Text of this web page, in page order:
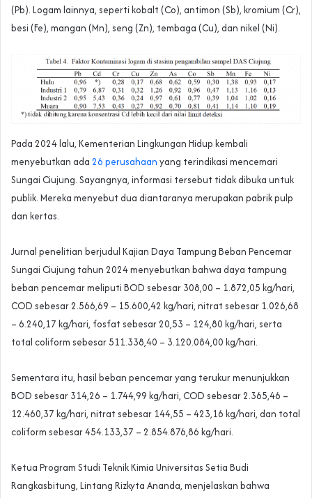
(Pb). Logam lainnya, seperti kobalt (Co), antimon (Sb), kromium (Cr),
besi (Fe), mangan (Mn), seng (Zn), tembaga (Cu), dan nikel (Ni).
Pada 2024 lalu, Kementerian Lingkungan Hidup kembali
menyebutkan ada 26 perusahaan yang terindikasi mencemari
Sungai Ciujung. Sayangnya, informasi tersebut tidak dibuka untuk
publik. Mereka menyebut dua diantaranya merupakan pabrik pulp
dan kertas.
Jurnal penelitian berjudul Kajian Daya Tampung Beban Pencemar
Sungai Ciujung tahun 2024 menyebutkan bahwa daya tampung
beban pencemar meliputi BOD sebesar 308,00 – 1.872,05 kg/hari,
COD sebesar 2.566,69 – 15.600,42 kg/hari, nitrat sebesar 1.026,68
– 6.240,17 kg/hari, fosfat sebesar 20,53 – 124,80 kg/hari, serta
total coliform sebesar 511.338,40 – 3.120.084,00 kg/hari.
Sementara itu, hasil beban pencemar yang terukur menunjukkan
BOD sebesar 314,26 – 1.744,99 kg/hari, COD sebesar 2.365,46 –
12.460,37 kg/hari, nitrat sebesar 144,55 – 423,16 kg/hari, dan total
coliform sebesar 454.133,37 – 2.854.876,86 kg/hari.
Ketua Program Studi Teknik Kimia Universitas Setia Budi
Rangkasbitung, Lintang Rizkyta Ananda, menjelaskan bahwa